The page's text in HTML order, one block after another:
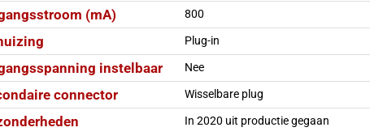
(mA) 800
Plug-in
instelbaar Nee
connector Wisselbare plug
In 2020 uit productie gegaan